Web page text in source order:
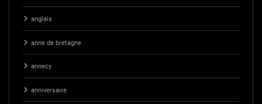
anglais
anne de bretagne
annecy
anniversaire